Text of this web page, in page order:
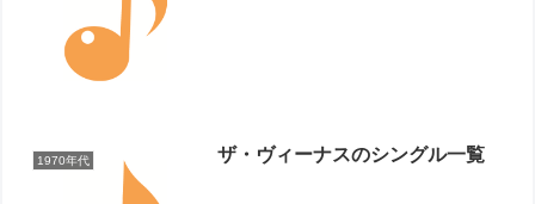
1970年代 ザ・ヴィーナスのシングル一覧